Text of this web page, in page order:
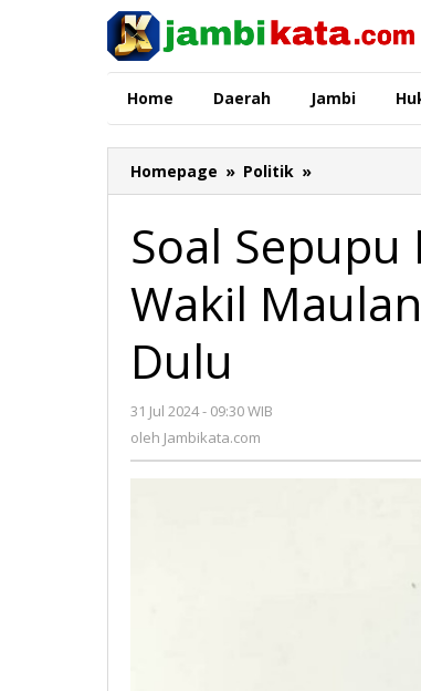
Home Daerah Jambi
Homepage » Politik »
Sepupu
Koruptor
Zola
Wakil
Soal
Wakil
Dulu
31 Jul 2024 - 09:30 WIB
oleh Jambikata.com